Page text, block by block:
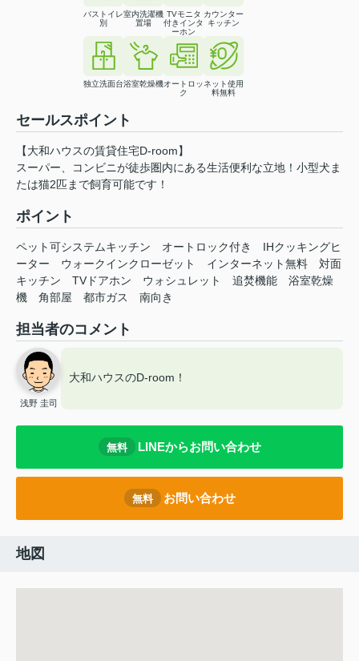
バストイレ
別
室内洗濯機
置場
TVモニタ
付きインタ
ーホン
カウンター
キッチン
独立洗面台浴室乾燥機オートロッ
ク
ネット使用
料無料
セールスポイント
【大和ハウスの賃貸住宅D-room】
スーパー、コンビニが徒歩圏内にある生活便利な立地！小型犬ま
たは猫2匹まで飼育可能です！
ポイント
ペット可システムキッチン オートロック付き
IHクッキングヒ
ーター
ウォークインクローゼット インターネット無料
対面
キッチン
TVドアホン ウォシュレット 追焚機能
浴室乾燥
機
角部屋 都市ガス 南向き
担当者のコメント
浅野 圭司
大和ハウスのD-room！
無料 LINEからお問い合わせ
無料 お問い合わせ
地図